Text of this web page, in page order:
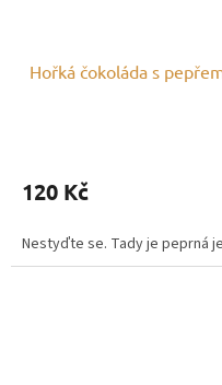
Hořká čokoláda s
120 Kč
Nestyďte se. Tady je peprná